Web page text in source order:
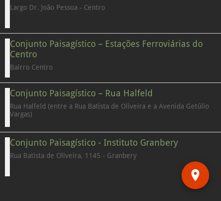
Largo Dr. João Pessoa - Centro
Conjunto Paisagístico – Estações Ferroviárias do
Centro
Bairro Centro
Conjunto Paisagístico – Rua Halfeld
Rua Halfeld (entre a Rua Batista de Oliveira e a Avenida Getúlio
Vargas)
Conjunto Paisagístico - Instituto Granbery
Rua Batista de Oliveira, 1145 - Granbery